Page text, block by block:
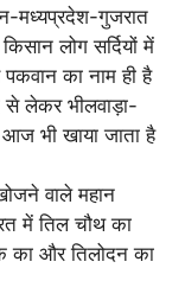
मध्यप्रदेश-गुजरात
लोग सर्दियों में
का नाम ही है
लेकर भीलवाड़ा-
भी खाया जाता है
वाले महान
में तिल चौथ का
का और तिलोदन का